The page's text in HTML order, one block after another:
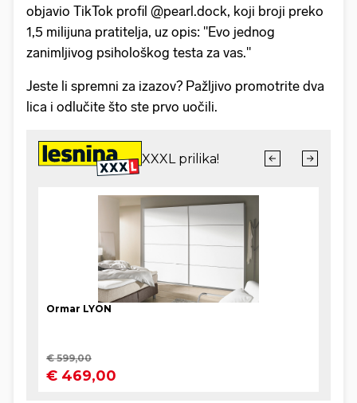
objavio TikTok profil @pearl.dock, koji broji preko
1,5 milijuna pratitelja, uz opis: "Evo jednog
zanimljivog psihološkog testa za vas."
Jeste li spremni za izazov? Pažljivo promotrite dva
lica i odlučite što ste prvo uočili.